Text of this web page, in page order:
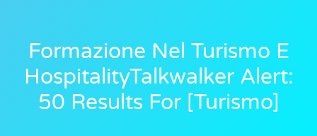
Formazione Nel Turismo E
HospitalityTalkwalker Alert:
50 Results For [turismo]